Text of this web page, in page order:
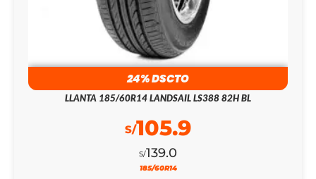
24% DSCTO
LLANTA 185/60R14 LANDSAIL LS388 82H BL
S/139.0
S/105.9
185/60R14